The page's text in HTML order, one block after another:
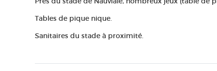
Tables de pique nique.
Sanitaires du stade à proximité.